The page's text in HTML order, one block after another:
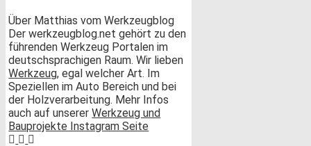
Über Matthias vom Werkzeugblog
Der werkzeugblog.net gehört zu den
führenden Werkzeug Portalen im
deutschsprachigen Raum. Wir lieben
Werkzeug, egal welcher Art. Im
Speziellen im Auto Bereich und bei
der Holzverarbeitung. Mehr Infos
auch auf unsererWerkzeug und
Bauprojekte Instagram Seite
Webseite
Facebook